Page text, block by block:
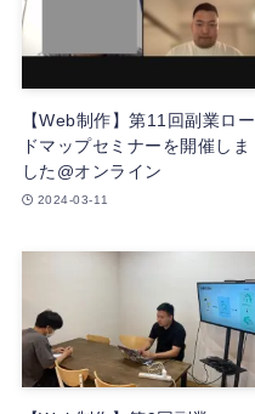
【Web制作】第11回副業ロー
ドマップセミナーを開催しま
した@オンライン
2024-03-11